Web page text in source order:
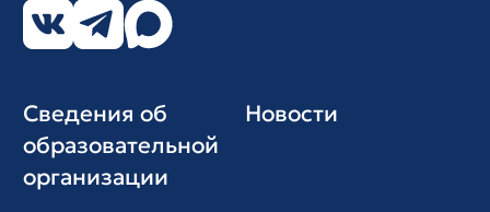
Сведения об
образовательной
организации
Новости